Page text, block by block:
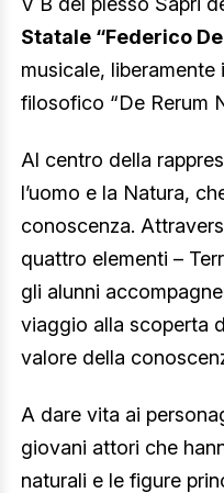
Statale “Federico
musicale,
filosofico “De Rerum
Al centro della
l’uomo e la Natura,
conoscenza.
quattro elementi –
gli alunni
viaggio alla scoperta
valore della
A dare vita ai
giovani attori che
naturali e le figure